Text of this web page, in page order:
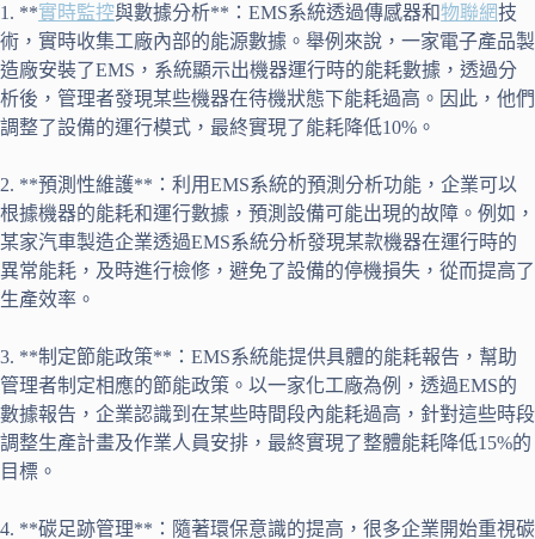
1. **實時監控與數據分析**：EMS系統透過傳感器和物聯網技
術，實時收集工廠內部的能源數據。舉例來說，一家電子產品製
造廠安裝了EMS，系統顯示出機器運行時的能耗數據，透過分
析後，管理者發現某些機器在待機狀態下能耗過高。因此，他們
調整了設備的運行模式，最終實現了能耗降低10%。
2. **預測性維護**：利用EMS系統的預測分析功能，企業可以
根據機器的能耗和運行數據，預測設備可能出現的故障。例如，
某家汽車製造企業透過EMS系統分析發現某款機器在運行時的
異常能耗，及時進行檢修，避免了設備的停機損失，從而提高了
生產效率。
3. **制定節能政策**：EMS系統能提供具體的能耗報告，幫助
管理者制定相應的節能政策。以一家化工廠為例，透過EMS的
數據報告，企業認識到在某些時間段內能耗過高，針對這些時段
調整生產計畫及作業人員安排，最終實現了整體能耗降低15%的
目標。
4. **碳足跡管理**：隨著環保意識的提高，很多企業開始重視碳